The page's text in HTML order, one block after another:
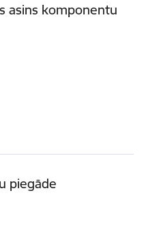
asins komponentu
piegāde